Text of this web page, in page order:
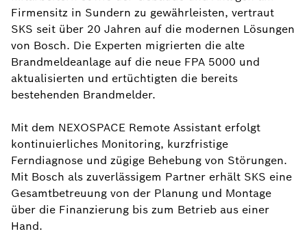
Firmensitz in Sundern zu gewährleisten, vertraut
SKS seit über 20 Jahren auf die modernen Lösungen
von Bosch. Die Experten migrierten die alte
Brandmeldeanlage auf die neue FPA 5000 und
aktualisierten und ertüchtigten die bereits
bestehenden Brandmelder.
Mit dem NEXOSPACE Remote Assistant erfolgt
kontinuierliches Monitoring, kurzfristige
Ferndiagnose und zügige Behebung von Störungen.
Mit Bosch als zuverlässigem Partner erhält SKS eine
Gesamtbetreuung von der Planung und Montage
über die Finanzierung bis zum Betrieb aus einer
Hand.